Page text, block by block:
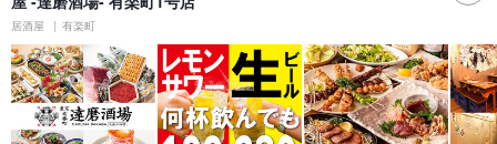
居酒屋 有楽町